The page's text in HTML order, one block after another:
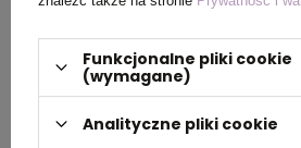
Potrzebowaliśmy
od identyfikatorów, przez
materiały promocyjne.
tylko zaproponował trafne
Funkcjonalne pliki cookie
(wymagane)
Analityczne pliki cookie